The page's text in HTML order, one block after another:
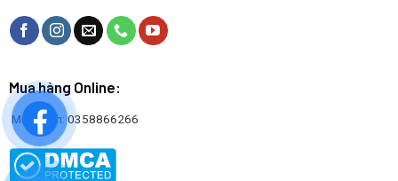
Mua hàng Online:
Mr. Thanh: 0358866266